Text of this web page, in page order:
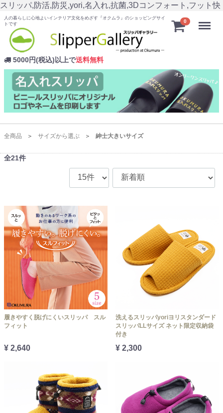
スリッパ,防活,防災,yori,名入れ,抗菌,3Dコンフォート,フット快
人の暮らしに心地よいインテリア文化をめざす『オクムラ』のショッピングサイ
トです
5000円(税込)以上で送料無料
0 Menu
全商品 サイズから選ぶ 紳士大きいサイズ
全21件
履きやすく脱げにくいスリッパ スル
フィット
¥ 2,640
洗えるスリッパyoriヨリスタンダード
スリッパLLサイズ ネット限定収納袋
付き
¥ 2,300